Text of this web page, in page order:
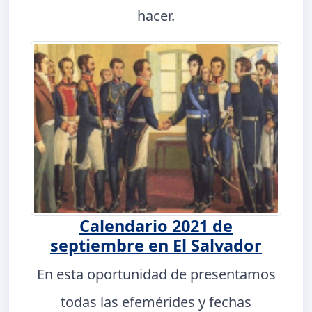
hacer.
Calendario 2021 de
septiembre en El Salvador
En esta oportunidad de presentamos
todas las efemérides y fechas